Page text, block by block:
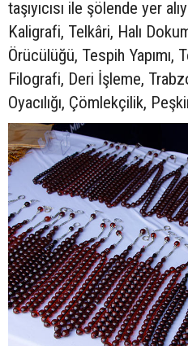
taşıyıcısı ile şölende yer
Kaligrafi, Telkâri, Halı
Örücülüğü, Tespih Yapımı,
Filografi, Deri İşleme,
Oyacılığı, Çömlekçilik,